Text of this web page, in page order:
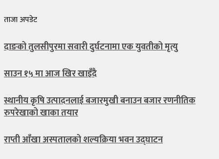
ताजा अपडेट
दाङको तुलसीपुरमा सवारी दुर्घटनामा एक युवतीको मृत्यु
साउन १५ मा आज खिर खाइँदै
स्थानीय कृषि उत्पादनलाई बजारमुखी बनाउन बजार रणनीतिक
रुपरेखाको खाका तयार
राप्ती आँखा अस्पतालको शल्यक्रिया भवन उद्घाटन